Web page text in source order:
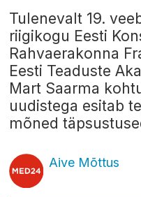
Tulenevalt 19.
riigikogu Eesti
Rahvaerakonna
Eesti Teaduste
Mart Saarma
uudistega esitab
mõned
Aive Mõttus